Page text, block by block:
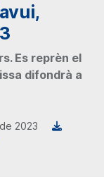
Es reprèn el
difondrà a
2023